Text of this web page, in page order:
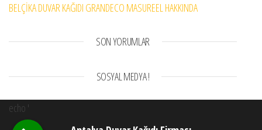
BELÇİKA DUVAR KAĞIDI GRANDECO MASUREEL HAKKINDA
SON YORUMLAR
SOSYAL MEDYA !
echo '